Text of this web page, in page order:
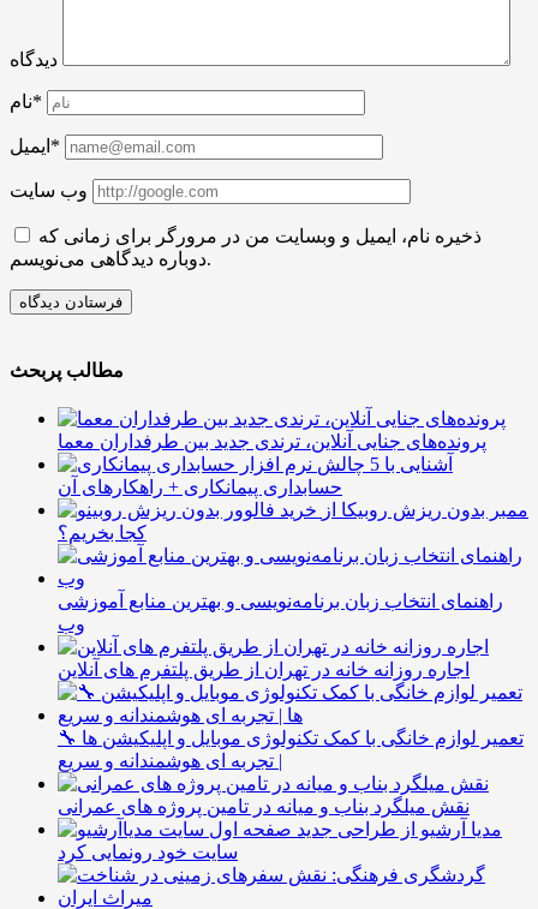
دیدگاه
نام*
ایمیل*
وب سایت
ذخیره نام، ایمیل و وبسایت من در مرورگر برای زمانی که
دوباره دیدگاهی می‌نویسم.
مطالب پربحث
پرونده‌های جنایی آنلاین، ترندی جدید بین طرفداران معما
آشنایی با 5 چالش
حسابداری پیمانکاری + راهکارهای آن
ممبر بدون ریزش روبیکا از
کجا بخریم؟
راهنمای انتخاب زبان برنامه‌نویسی و بهترین منابع آموزشی
وب
اجاره روزانه خانه در تهران از طریق پلتفرم های آنلاین
🔧 تعمیر لوازم خانگی با کمک تکنولوژی موبایل و اپلیکیشن ها
| تجربه ای هوشمندانه و سریع
نقش میلگرد بناب و میانه در تامین پروژه های عمرانی
مدیا آرشیو از طراحی جدید
سایت خود رونمایی کرد